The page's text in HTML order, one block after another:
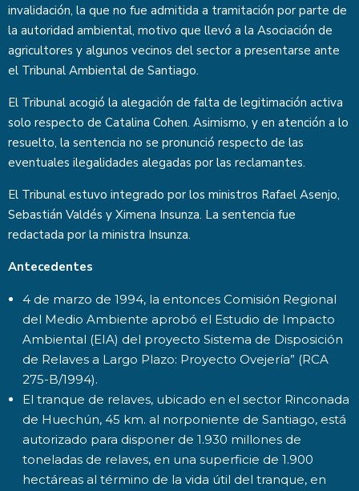
invalidación, la que no fue admitida a tramitación por parte de
la autoridad ambiental, motivo que llevó a la Asociación de
agricultores y algunos vecinos del sector a presentarse ante
el Tribunal Ambiental de Santiago.
El Tribunal acogió la alegación de falta de legitimación activa
solo respecto de Catalina Cohen. Asimismo, y en atención a lo
resuelto, la sentencia no se pronunció respecto de las
eventuales ilegalidades alegadas por las reclamantes.
El Tribunal estuvo integrado por los ministros Rafael Asenjo,
Sebastián Valdés y Ximena Insunza. La sentencia fue
redactada por la ministra Insunza.
Antecedentes
4 de marzo de 1994, la entonces Comisión Regional
del Medio Ambiente aprobó el Estudio de Impacto
Ambiental (EIA) del proyecto Sistema de Disposición
de Relaves a Largo Plazo: Proyecto Ovejería” (RCA
275-B/1994).
El tranque de relaves, ubicado en el sector Rinconada
de Huechún, 45 km. al norponiente de Santiago, está
autorizado para disponer de 1.930 millones de
toneladas de relaves, en una superficie de 1.900
hectáreas al término de la vida útil del tranque, en